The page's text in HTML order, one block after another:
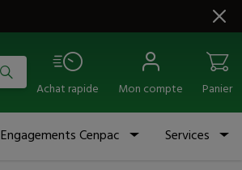
Achat rapide Mon compte Panier
Engagements Cenpac Services